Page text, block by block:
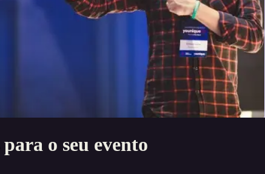
para o seu evento